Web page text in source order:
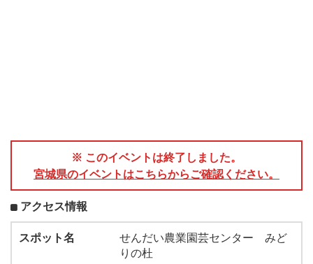
※ このイベントは終了しました。
宮城県のイベントはこちらからご確認ください。
アクセス情報
スポット名
せんだい農業園芸センター みど
りの杜